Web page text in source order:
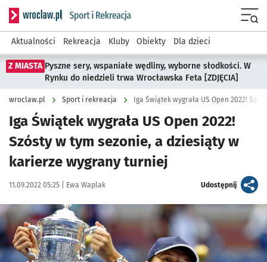
Serwis informacyjny wroclaw.pl podserwis: Sport i rekreacja
Aktualności Rekreacja Kluby Obiekty Dla dzieci
Z MIASTA Pyszne sery, wspaniałe wędliny, wyborne słodkości. W
Rynku do niedzieli trwa Wrocławska Feta [ZDJĘCIA]
wroclaw.pl Sport i rekreacja
Iga Świątek wygrała US Open 2022!
Szósty w tym sezonie, a dziesiąty w
karierze wygrany turniej
Data publikacji:
11.09.2022 05:25 | Autor:
Ewa Waplak Udostępnijartykuł
Kliknij, aby powiększyć